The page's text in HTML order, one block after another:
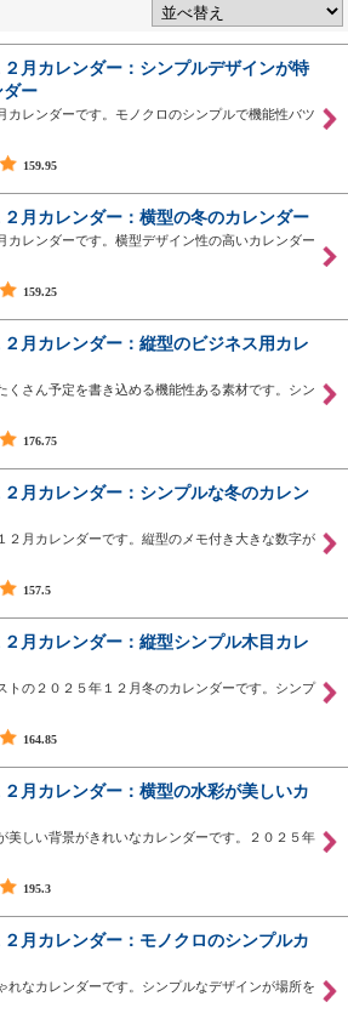
２月カレンダー：シンプルデザインが特
ダー
カレンダーです。モノクロのシンプルで機能性バツ
159.95
２月カレンダー：横型の冬のカレンダー
カレンダーです。横型デザイン性の高いカレンダー
159.25
２月カレンダー：縦型のビジネス用カレ
くさん予定を書き込める機能性ある素材です。シン
176.75
２月カレンダー：シンプルな冬のカレン
２月カレンダーです。縦型のメモ付き大きな数字が
157.5
２月カレンダー：縦型シンプル木目カレ
トの２０２５年１２月冬のカレンダーです。シンプ
164.85
２月カレンダー：横型の水彩が美しいカ
美しい背景がきれいなカレンダーです。２０２５年
195.3
２月カレンダー：モノクロのシンプルカ
れなカレンダーです。シンプルなデザインが場所を